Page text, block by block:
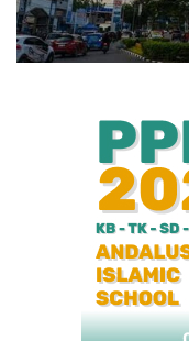
Catatan Tarbiyah